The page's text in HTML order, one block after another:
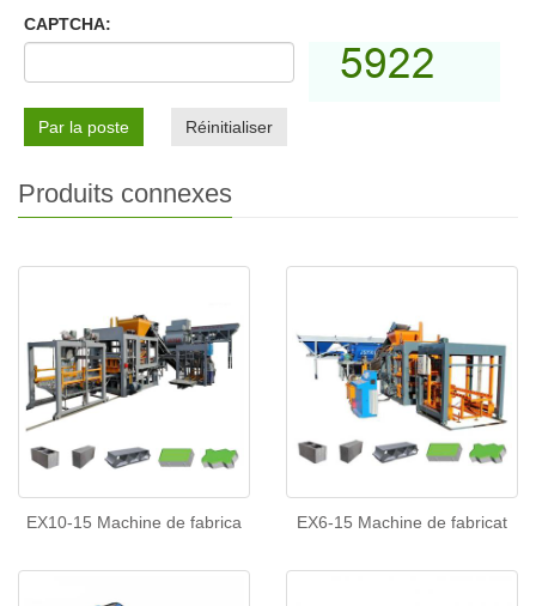
CAPTCHA:
Par la poste Réinitialiser
Produits connexes
EX10-15 Machine de fabrica EX6-15 Machine de fabricat